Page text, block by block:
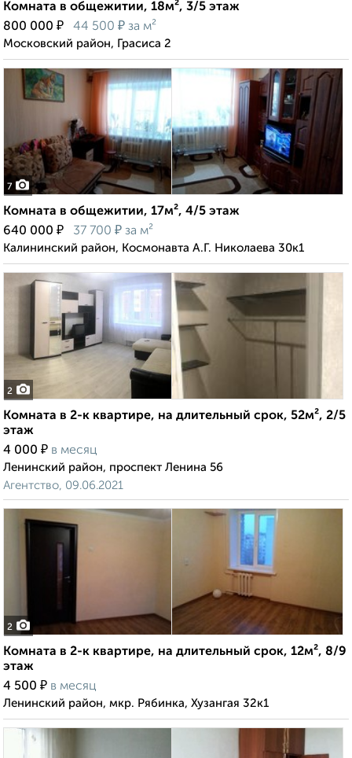
Комната в общежитии, 18м², 3/5 этаж
800 000 ₽ 44 500 ₽ за м²
Московский район, Грасиса 2
7
Комната в общежитии, 17м², 4/5 этаж
640 000 ₽ 37 700 ₽ за м²
Калининский район, Космонавта А.Г. Николаева 30к1
2
Комната в 2-к квартире, на длительный срок, 52м², 2/5
этаж
4 000 ₽ в месяц
Ленинский район, проспект Ленина 56
Агентство, 09.06.2021
2
Комната в 2-к квартире, на длительный срок, 12м², 8/9
этаж
4 500 ₽ в месяц
Ленинский район, мкр. Рябинка, Хузангая 32к1